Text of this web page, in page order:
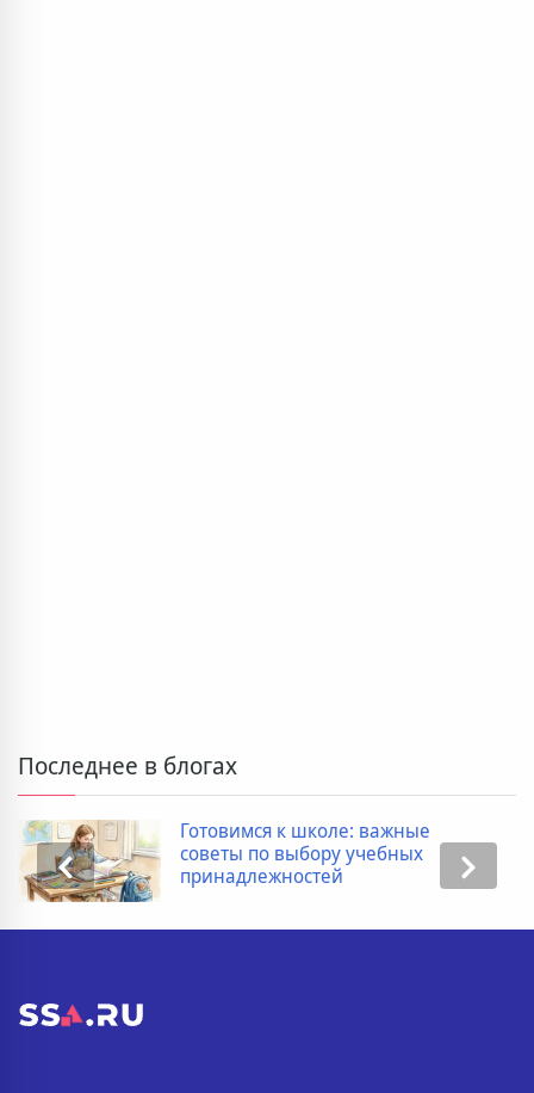
Последнее в блогах
Готовимся к школе: важные
советы по выбору учебных
принадлежностей